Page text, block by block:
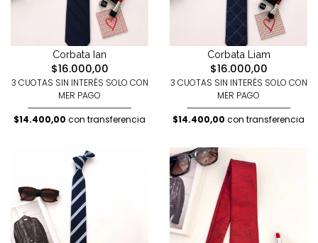
Corbata Ian
$16.000,00
3 CUOTAS SIN INTERÉS SOLO CON
MER PAGO
$14.400,00 con transferencia
Corbata Liam
$16.000,00
3 CUOTAS SIN INTERÉS SOLO CON
MER PAGO
$14.400,00 con transferencia